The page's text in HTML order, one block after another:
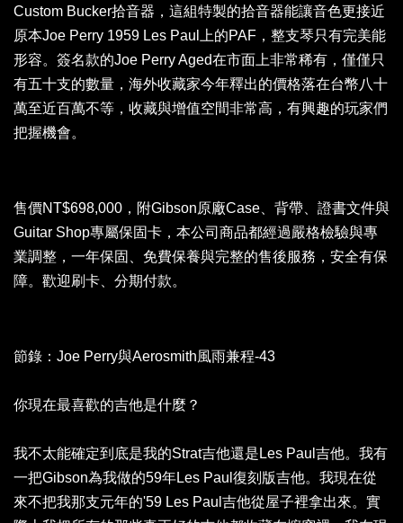
Custom Bucker拾音器，這組特製的拾音器能讓音色更接近
原本Joe Perry 1959 Les Paul上的PAF，整支琴只有完美能
形容。簽名款的Joe Perry Aged在市面上非常稀有，僅僅只
有五十支的數量，海外收藏家今年釋出的價格落在台幣八十
萬至近百萬不等，收藏與增值空間非常高，有興趣的玩家們
把握機會。
售價NT$698,000，附Gibson原廠Case、背帶、證書文件與
Guitar Shop專屬保固卡， 本公司商品都經過嚴格檢驗與專
業調整，一年保固、免費保養與完整的售後服務，安全有保
障。歡迎刷卡、分期付款。
節錄：Joe Perry與Aerosmith風雨兼程-43
你現在最喜歡的吉他是什麼？
我不太能確定到底是我的Strat吉他還是Les Paul吉他。我有
一把Gibson為我做的59年Les Paul復刻版吉他。我現在從
來不把我那支元年的'59 Les Paul吉他從屋子裡拿出來。實